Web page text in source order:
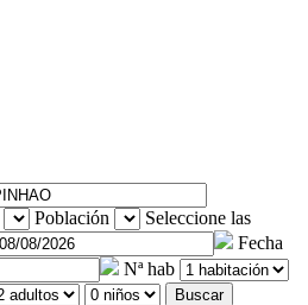
Población
Seleccione las
Fecha
Nª hab
Buscar